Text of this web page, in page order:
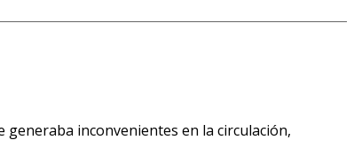
inconvenientes en la circulación,